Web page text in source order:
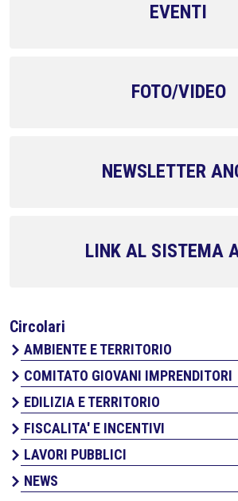
EVENTI
FOTO/VIDEO
NEWSLETTER
LINK AL SISTEMA
Circolari
AMBIENTE E TERRITORIO
COMITATO GIOVANI IMPRENDITORI
EDILIZIA E TERRITORIO
FISCALITA' E INCENTIVI
LAVORI PUBBLICI
NEWS